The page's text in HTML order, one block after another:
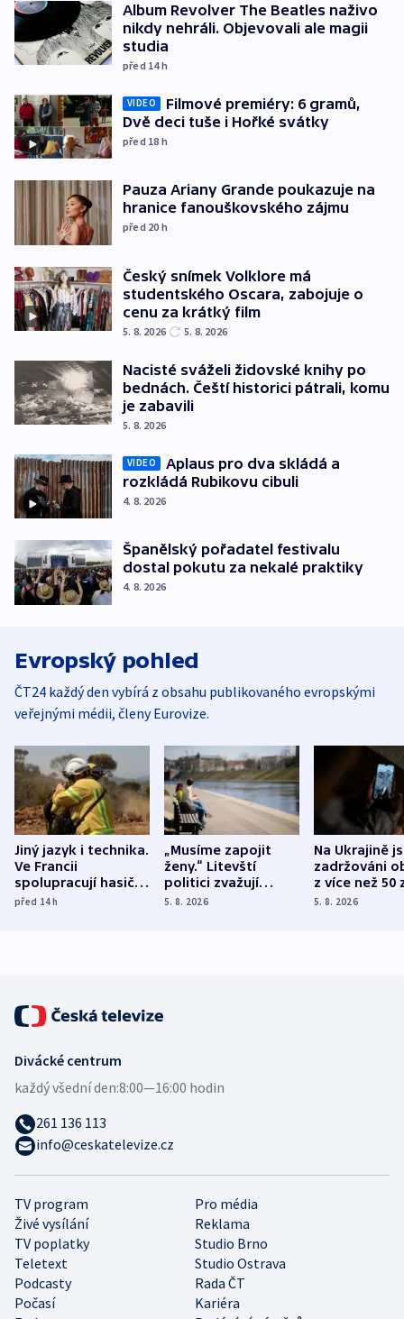
Album Revolver The Beatles naživo
nikdy nehráli. Objevovali ale magii
studia
před 14h
VIDEO
Filmové premiéry: 6 gramů,
Dvě deci tuše i Hořké svátky
před 18 h
Pauza Ariany Grande poukazuje na
hranice fanouškovského zájmu
před 20 h
Český snímek Volklore má
studentského Oscara, zabojuje o
cenu za krátký film
5. 8. 2026 5. 8. 2026
Nacisté sváželi židovské knihy po
bednách. Čeští historici pátrali, komu
je zabavili
5. 8. 2026
VIDEO
Aplaus pro dva skládá a
rozkládá Rubikovu cibuli
4. 8. 2026
Španělský pořadatel festivalu
dostal pokutu za nekalé praktiky
4. 8. 2026
Evropský pohled
ČT24 každý den vybírá z obsahu publikovaného evropskými
veřejnými médii, členy Eurovize.
Jiný jazyk i technika.
Ve Francii
spolupracují hasiči z
různých zemí
před 14h
„Musíme zapojit
ženy.“ Litevští
politici zvažují
dohodu o
5. 8. 2026
Na Ukrajině
zadržováni
z více než 50
Bojovali na
5. 8. 2026
TV program
Pro média
Živé vysílání
Reklama
TV poplatky
Studio Brno
Teletext
Studio Ostrava
Podcasty
Rada ČT
Počasí
Kariéra
Divácké centrum
každý všední den:8:00—16:00 hodin
261 136 113
info@ceskatelevize.cz